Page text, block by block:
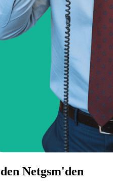
Netgsm'den